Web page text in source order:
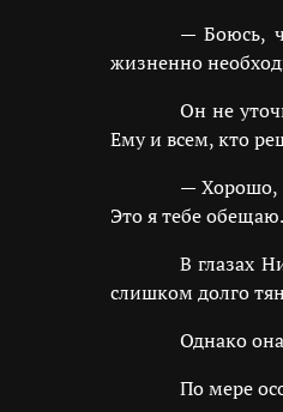
— Боюсь,
жизненно
Он не
Ему и всем, кто
— Хорошо,
Это я тебе обещаю.
В глазах
слишком долго
Однако
По мере